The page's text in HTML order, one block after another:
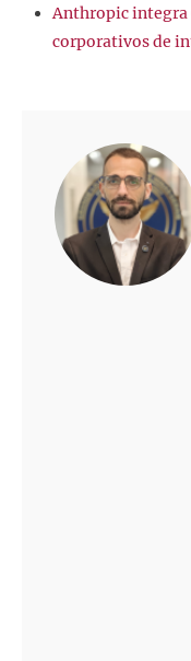
Anthropic integra
corporativos de